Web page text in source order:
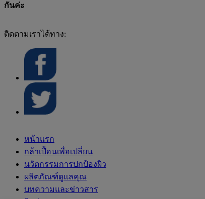
กันค่ะ
ติดตามเราได้ทาง:
หน้าแรก
กล้าเปื้อนเพื่อเปลี่ยน
นวัตกรรมการปกป้องผิว
ผลิตภัณฑ์ดูแลคุณ
บทความและข่าวสาร